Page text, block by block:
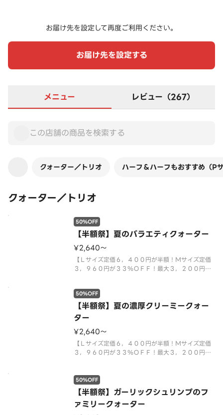
お届け先を設定して再度ご利用ください。
お届け先を設定する
メニュー レビュー（267）
クォーター／トリオ ハーフ＆ハーフもおすすめ（P
クォーター／トリオ
【半額祭】夏のバラエティクォーター
50%OFF
¥2,640〜
【Ｌサイズ定価６，４００円が半額！Ｍサイズ定価
３，９６０円が３３％ＯＦＦ！最大３，２００円お
クビーフ＆フレッシュレタス」に、満足感たっぷり
の「芳醇チェダーチーズ＆ベーコンポテト」、ピザ
ーラ定番の美味しさが楽しめる「
【半額祭】夏の濃厚クリーミークォー
ター
50%OFF
¥2,640〜
【Ｌサイズ定価６，４００円が半額！Ｍサイズ定価
３，９６０円が３３％ＯＦＦ！最大３，２００円お
定番「もち明太子ピザ」、子どもから大人まで楽し
める「たっぷりクリーミーコーン
【半額祭】ガーリックシュリンプのフ
ァミリークォーター
50%OFF